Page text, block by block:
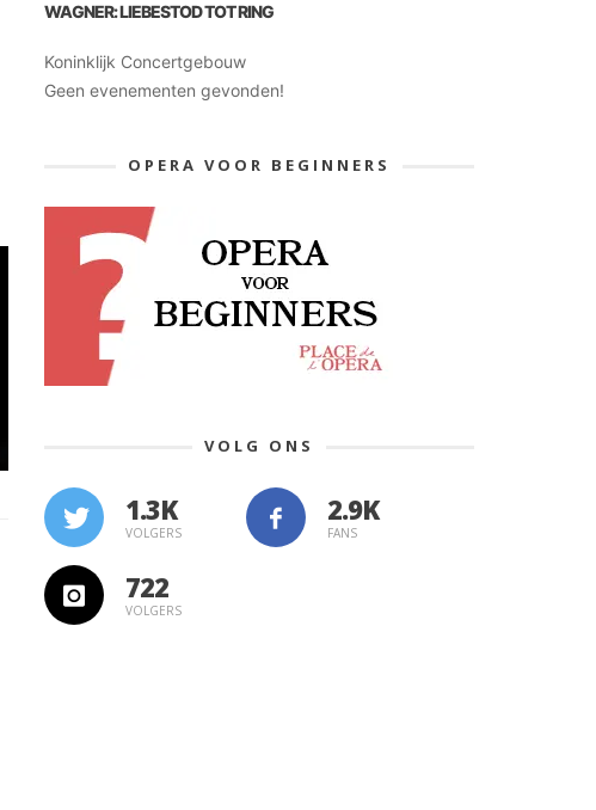
WAGNER: LIEBESTOD TOT RING
Koninklijk Concertgebouw
Geen evenementen gevonden!
OPERA VOOR BEGINNERS
VOLG ONS
1.3K
VOLGERS FANS
722
VOLGERS